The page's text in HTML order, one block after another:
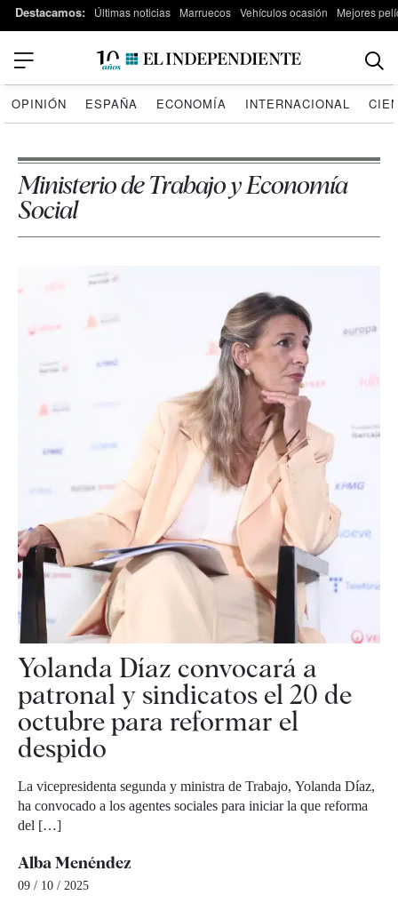
Destacamos: Últimas noticias Marruecos Vehículos ocasión Mejores
OPINIÓN ESPAÑA ECONOMÍA INTERNACIONAL
Ministerio de Trabajo y Economía
Social
Yolanda Díaz convocará a
patronal y sindicatos el 20 de
octubre para reformar el
despido
La vicepresidenta segunda y ministra de Trabajo, Yolanda Díaz,
ha convocado a los agentes sociales para iniciar la que reforma
del […]
Alba Menéndez
09 / 10 / 2025